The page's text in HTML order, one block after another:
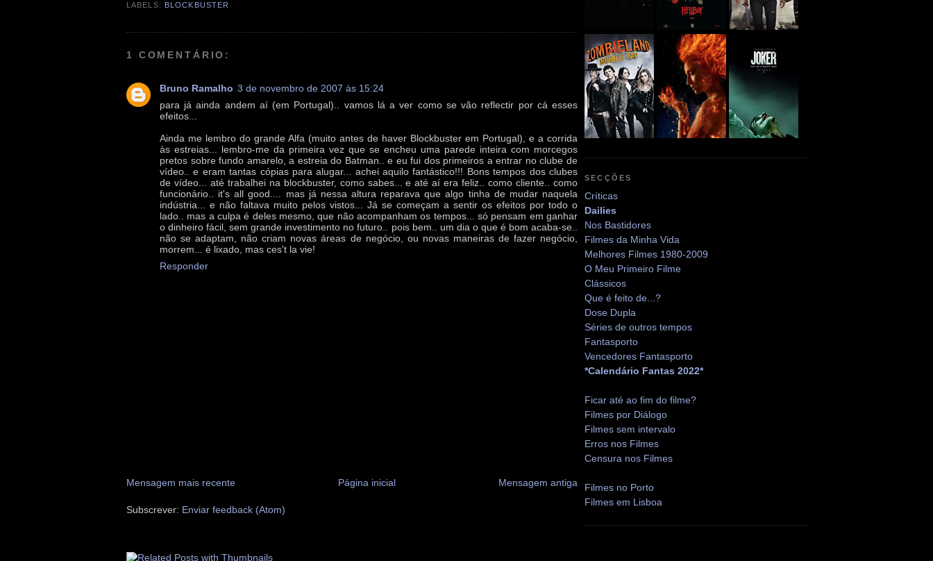
LABELS: BLOCKBUSTER
1 COMENTÁRIO:
Bruno Ramalho 3 de novembro de 2007 às 15:24
para já ainda andem aí (em Portugal).. vamos lá a ver como se vão reflectir por cá esses
efeitos...
Ainda me lembro do grande Alfa (muito antes de haver Blockbuster em Portugal), e a corrida
às estreias... lembro-me da primeira vez que se encheu uma parede inteira com morcegos
pretos sobre fundo amarelo, a estreia do Batman.. e eu fui dos primeiros a entrar no clube de
vídeo.. e eram tantas cópias para alugar... achei aquilo fantástico!!! Bons tempos dos clubes
de vídeo... até trabalhei na blockbuster, como sabes... e até aí era feliz.. como cliente.. como
funcionário.. it's all good.... mas já nessa altura reparava que algo tinha de mudar naquela
indústria... e não faltava muito pelos vistos... Já se começam a sentir os efeitos por todo o
lado.. mas a culpa é deles mesmo, que não acompanham os tempos... só pensam em ganhar
o dinheiro fácil, sem grande investimento no futuro.. pois bem.. um dia o que é bom acaba-se..
não se adaptam, não criam novas áreas de negócio, ou novas maneiras de fazer negócio,
morrem... é lixado, mas ces't la vie!
Responder
Mensagem mais recente Mensagem antiga
Página inicial
Subscrever: Enviar feedback (Atom)
SECÇÕES
Críticas
Dailies
Nos Bastidores
Filmes da Minha Vida
Melhores Filmes 1980-2009
O Meu Primeiro Filme
Clássicos
Que é feito de...?
Dose Dupla
Séries de outros tempos
Fantasporto
Vencedores Fantasporto
*Calendário Fantas 2022*
Ficar até ao fim do filme?
Filmes por Diálogo
Filmes sem intervalo
Erros nos Filmes
Censura nos Filmes
Filmes no Porto
Filmes em Lisboa